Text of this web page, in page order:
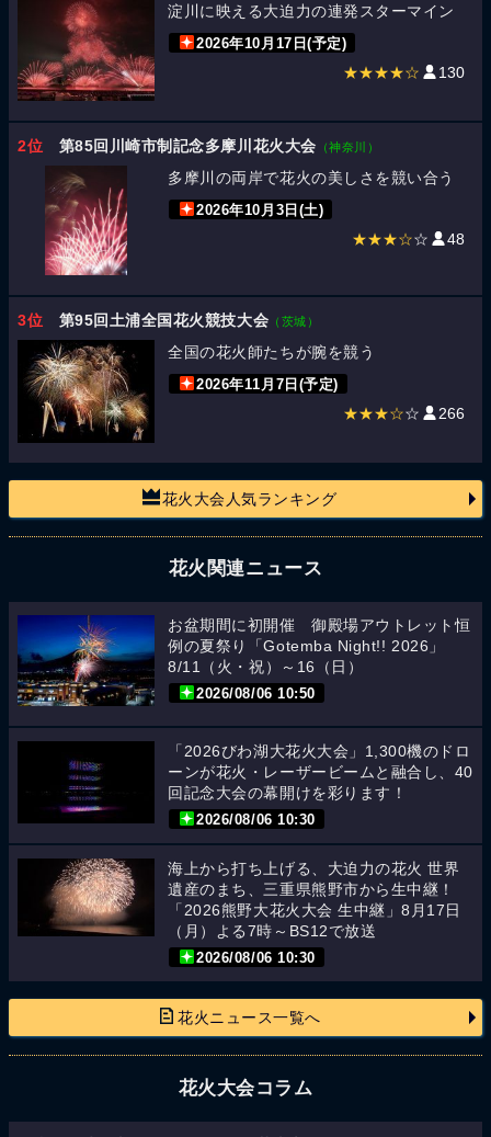
淀川に映える大迫力の連発スターマイン
2026年10月17日(予定)
★★★★☆ 130
2位 第85回川崎市制記念多摩川花火大会 （神奈川）
多摩川の両岸で花火の美しさを競い合う
2026年10月3日(土)
★★★☆☆ 48
3位 第95回土浦全国花火競技大会 （茨城）
全国の花火師たちが腕を競う
2026年11月7日(予定)
★★★☆☆ 266
花火大会人気ランキング
花火関連ニュース
お盆期間に初開催 御殿場アウトレット恒
例の夏祭り「Gotemba Night!! 2026」
8/11（火・祝）～16（日）
2026/08/06 10:50
「2026びわ湖大花火大会」1,300機のドロ
ーンが花火・レーザービームと融合し、40
回記念大会の幕開けを彩ります！
2026/08/06 10:30
海上から打ち上げる、大迫力の花火 世界
遺産のまち、三重県熊野市から生中継！
「2026熊野大花火大会 生中継」8月17日
（月）よる7時～BS12で放送
2026/08/06 10:30
花火ニュース一覧へ
花火大会コラム